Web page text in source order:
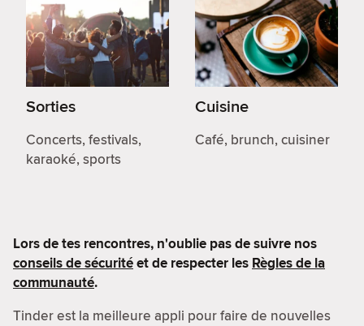
Sorties
Concerts, festivals,
karaoké, sports
Cuisine
Café, brunch, cuisiner
Lors de tes rencontres, n'oublie pas de suivre nos
conseils de sécuritéet de respecter les Règles de la
communauté.
Tinder est la meilleure appli pour faire de nouvelles